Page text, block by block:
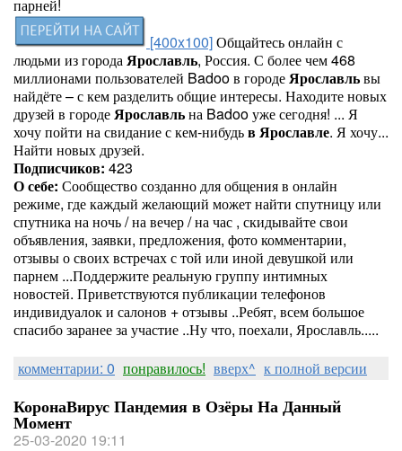
парней!
[400x100]Общайтесь онлайн с
людьми из городаЯрославль, Россия. С более чем 468
миллионами пользователей Badoo в городеЯрославльвы
найдёте – с кем разделить общие интересы. Находите новых
друзей в городеЯрославльна Badoo уже сегодня! ... Я
хочу пойти на свидание с кем-нибудьвЯрославле. Я хочу...
Найти новых друзей.
Подписчиков: 423
О себе: Сообщество созданно для общения в онлайн
режиме, где каждый желающий может найти спутницу или
спутника на ночь / на вечер / на час , скидывайте свои
объявления, заявки, предложения, фото комментарии,
отзывы о своих встречах с той или иной девушкой или
парнем ...Поддержите реальную группу интимных
новостей. Приветствуются публикации телефонов
индивидуалок и салонов + отзывы ..Ребят, всем большое
спасибо заранее за участие ..Ну что, поехали, Ярославль.....
комментарии: 0 понравилось! вверх^ к полной версии
КоронаВирус Пандемия в Озёры На Данный
Момент
25-03-2020 19:11